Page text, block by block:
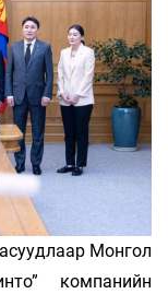
Монгол
компанийн